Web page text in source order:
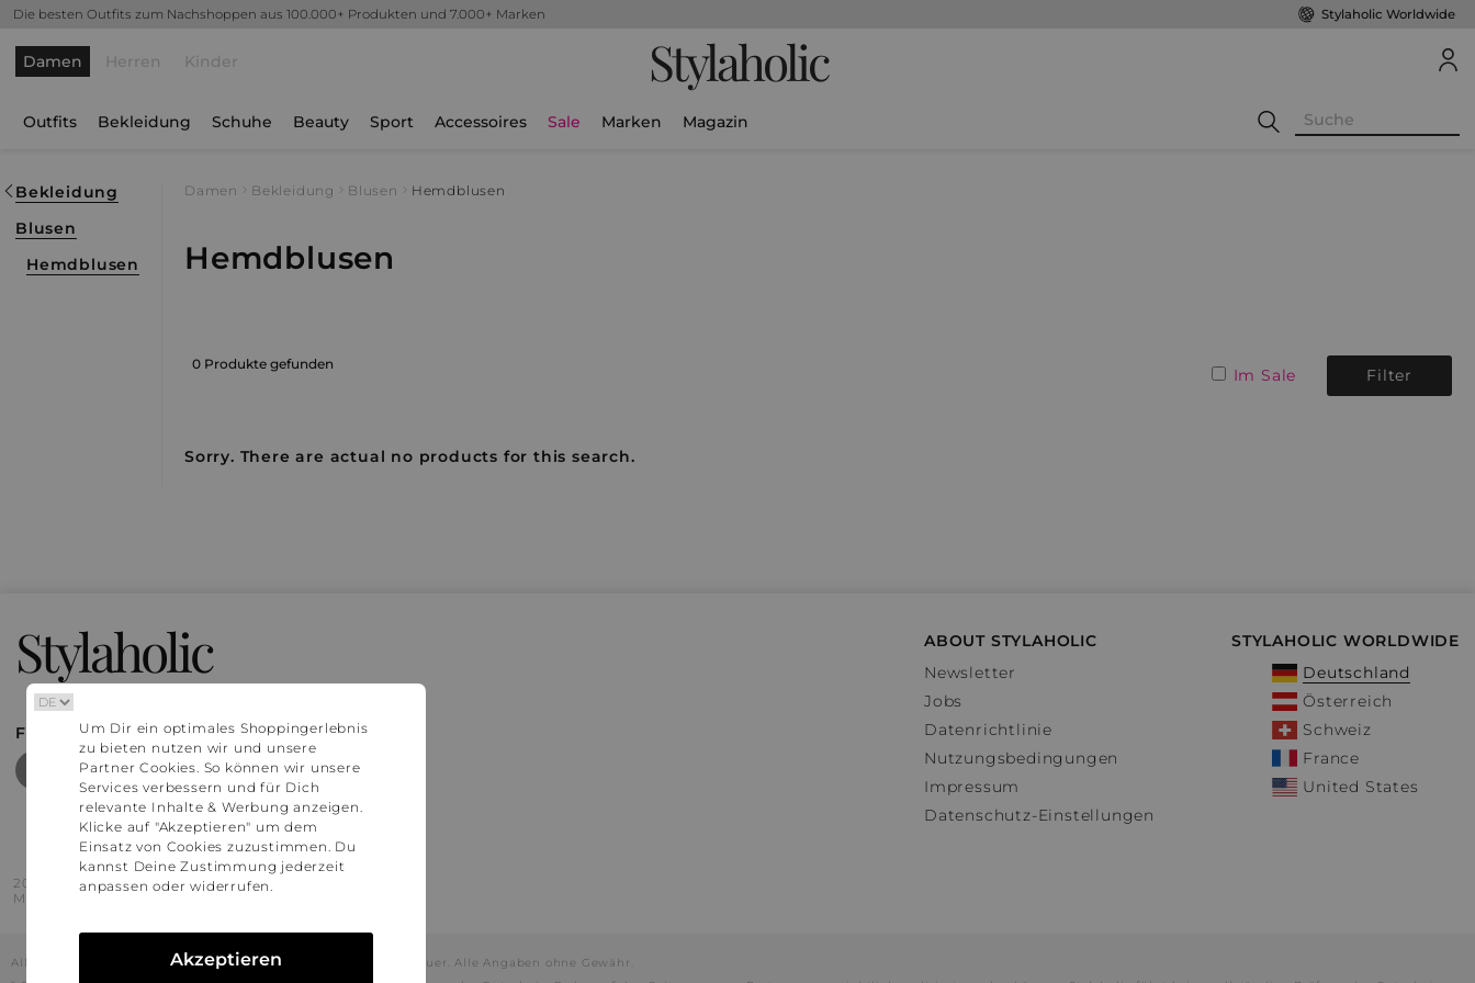
Die besten Outfits zum Nachshoppen aus 100.000+ Produkten und 7.000+ Marken Stylaholic Worldwide
Damen Herren Kinder Stylaholic
Outfits Bekleidung Schuhe Beauty Sport Accessoires Sale Marken Magazin
Bekleidung
Blusen
Hemdblusen
Damen Bekleidung Blusen Hemdblusen
Hemdblusen
0 Produkte gefunden
Im Sale Filter
Sorry. There are actual no products for this search.
Stylaholic
FIND MORE INSPIRATION
ABOUT STYLAHOLIC
Newsletter
Jobs
Datenrichtlinie
Nutzungsbedingungen
Impressum
Datenschutz-Einstellungen
STYLAHOLIC WORLDWIDE
Deutschland
Österreich
Schweiz
France
United States
2016 - 2026 © Stylaholic.
Made for you with love in munich.
Alle Preise inkl. der jeweils geltenden gesetzlichen Mehrwertsteuer. Alle Angaben ohne Gewähr.
Um Dir ein optimales Shoppingerlebnis
zu bieten nutzen wir und unsere
Partner Cookies. So können wir unsere
Services verbessern und für Dich
relevante Inhalte & Werbung anzeigen.
Klicke auf "Akzeptieren" um dem
Einsatz von Cookies zuzustimmen. Du
kannst Deine Zustimmung jederzeit
anpassen oder widerrufen.
Akzeptieren